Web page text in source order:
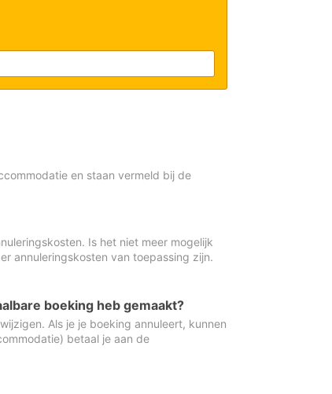
en staan vermeld bij de
Is het niet meer mogelijk
annuleringskosten van toepassing zijn.
boeking heb gemaakt?
Als je je boeking annuleert, kunnen
betaal je aan de